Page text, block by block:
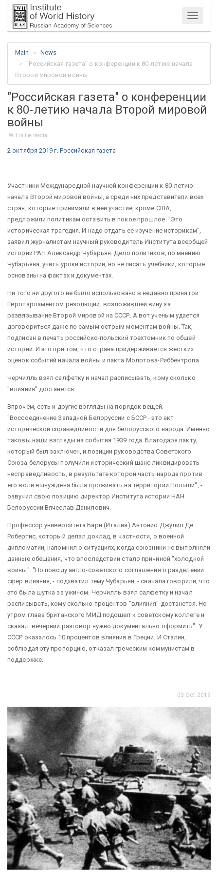
Menu
Main
News
"Российская газета" о конференции к 80-летию начала
Второй мировой войны
"Российская газета" о конференции
к 80-летию начала Второй мировой
войны
IWH in the media
2 октября 2019 г. Российская газета
Участники Международной научной конференции к 80-летию
начала Второй мировой войны, а среди них представители всех
стран, которые принимали в ней участие, кроме США,
предложили политикам оставить в покое прошлое. "Это
историческая трагедия. И надо отдать ее изучение историкам", -
заявил журналистам научный руководитель Института всеобщей
истории РАН Александр Чубарьян. Дело политиков, по мнению
Чубарьяна, учить уроки истории, но не писать учебники, которые
основаны на фактах и документах.
Ни того ни другого не было использовано в недавно принятой
Европарламентом резолюции, возложившей вину за
развязывание Второй мировой на СССР. А вот ученым удается
договориться даже по самым острым моментам войны. Так,
подписан в печать российско-польский трехтомник по общей
истории. И это при том, что страна придерживается жестких
оценок событий начала войны и пакта Молотова-Риббентропа.
Черчилль взял салфетку и начал расписывать, кому сколько
"влияния" достанется
Впрочем, есть и другие взгляды на порядок вещей.
"Воссоединение Западной Белоруссии с БССР - это акт
исторической справедливости для белорусского народа. Именно
таковы наши взгляды на события 1939 года. Благодаря пакту,
который был заключен, и позиции руководства Советского
Союза белорусы получили исторический шанс ликвидировать
несправедливость, в результате которой часть народа против
его воли вынуждена была проживать на территории Польши", -
озвучил свою позицию директор Института истории НАН
Белоруссии Вячеслав Данилович.
Профессор университета Бари (Италия) Антонио Джулио Де
Робертис, который делал доклад, в частности, о военной
дипломатии, напомнил о ситуациях, когда союзники не выполняли
данные обещания, что впоследствии стало причиной "холодной
войны". "По поводу англо-советского соглашения о разделении
сфер влияния, - подхватил тему Чубарьян, - сначала говорили, что
это была шутка за ужином. Черчилль взял салфетку и начал
расписывать, кому сколько процентов "влияния" достанется. Но
утром глава британского МИД подошел к советскому коллеге и
сказал: вечерний разговор нужно документально оформить". У
СССР оказалось 10 процентов влияния в Греции. И Сталин,
соблюдая эту пропорцию, отказал греческим коммунистам в
поддержке.
03 Oct 2019